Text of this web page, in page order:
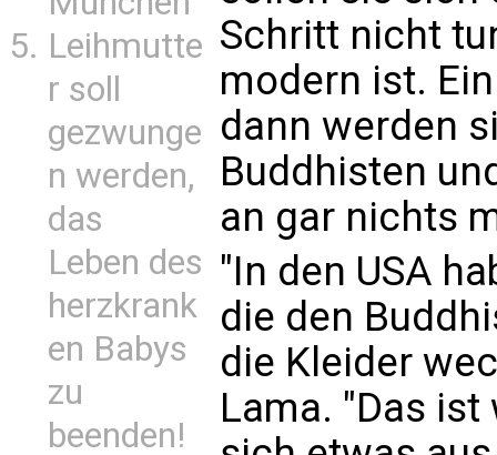
Leihmutte
r soll
gezwunge
n werden,
das
Leben des
herzkrank
en Babys
zu
beenden!
Schritt nicht
modern ist.
dann werden
Buddhisten
an gar nichts
"In den USA
die den
die Kleider
Lama. "Das